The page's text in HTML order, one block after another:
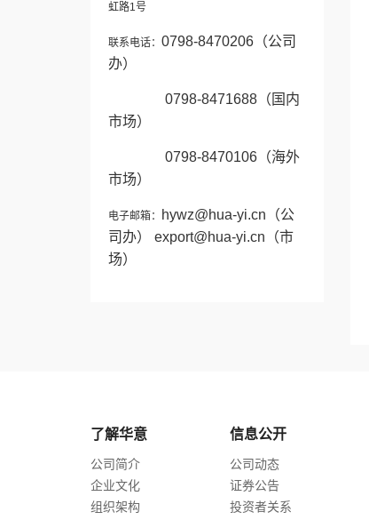
虹路1号
联系电话： 0798-8470206（公司
办）
0798-8471688（国内
市场）
0798-8470106 （海外
市场）
电子邮箱： hywz@hua-yi.cn （公
司办）
export@hua-yi.cn （市
场）
了解华意
公司简介
企业文化
组织架构
信息公开
公司动态
证券公告
投资者关系